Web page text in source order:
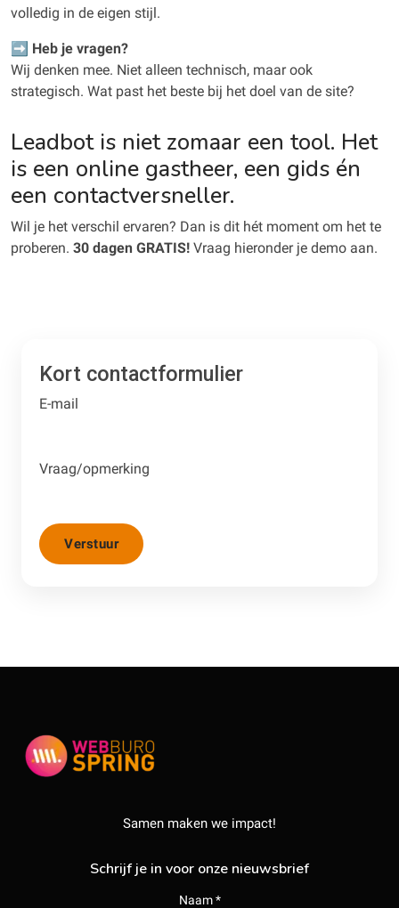
volledig in de eigen stijl.
➡️ Heb je vragen?
Wij denken mee. Niet alleen technisch, maar ook
strategisch. Wat past het beste bij het doel van de site?
Leadbot is niet zomaar een tool. Het
is een online gastheer, een gids én
een contactversneller.
Wil je het verschil ervaren? Dan is dit hét moment om het te
proberen. 30 dagen GRATIS! Vraag hieronder je demo aan.
Kort contactformulier
E-mail
Vraag/opmerking
Verstuur
Samen maken we impact!
Schrijf je in voor onze nieuwsbrief
Naam *